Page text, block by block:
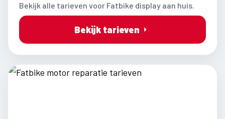
Bekijk alle tarieven voor Fatbike display aan huis.
Bekijk tarieven